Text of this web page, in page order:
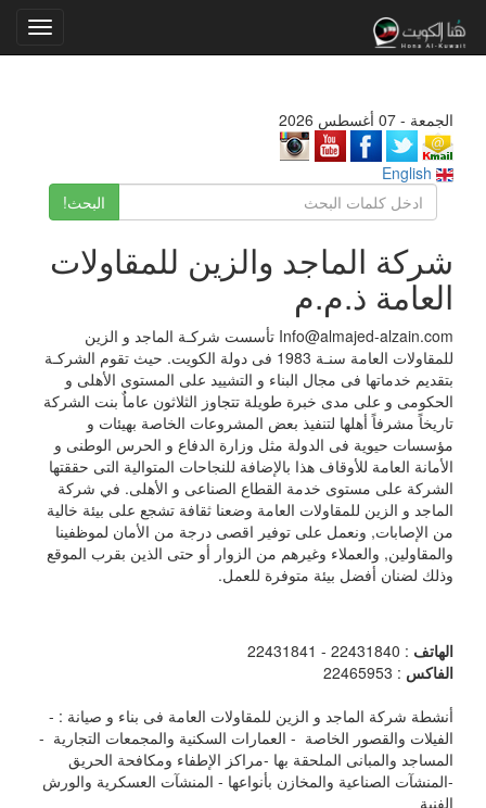
الجمعة - 07 أغسطس 2026
البحث!
شركة الماجد والزين للمقاولات
العامة ذ.م.م
Info@almajed-alzain.com تأسست شركـة الماجد و الزين
للمقاولات العامة سنـة 1983 فى دولة الكويت. حيث تقوم الشركـة
بتقديم خدماتها فى مجال البناء و التشييد على المستوى الأهلى و
الحكومى و على مدى خبرة طويلة تتجاوز الثلاثون عاماٌ بنت الشركة
تاريخاً مشرفاً أهلها لتنفيذ بعض المشروعات الخاصة بهيئات و
مؤسسات حيوية فى الدولة مثل وزارة الدفاع و الحرس الوطنى و
الأمانة العامة للأوقاف هذا بالإضافة للنجاحات المتوالية التى حققتها
الشركة على مستوى خدمة القطاع الصناعى و الأهلى. في شركة
الماجد و الزين للمقاولات العامة وضعنا ثقافة تشجع على بيئة خالية
من الإصابات, ونعمل على توفير اقصى درجة من الأمان لموظفينا
والمقاولين, والعملاء وغيرهم من الزوار أو حتى الذين بقرب الموقع
وذلك لضنان أفضل بيئة متوفرة للعمل.
الهاتف : 22431840 - 22431841
الفاكس : 22465953
أنشطة شركة الماجد و الزين للمقاولات العامة فى بناء و صيانة : -
الفيلات والقصور الخاصة - العمارات السكنية والمجمعات التجارية -
المساجد والمبانى الملحقة بها -مراكز الإطفاء ومكافحة الحريق
-المنشآت الصناعية والمخازن بأنواعها - المنشآت العسكرية والورش
الفنية